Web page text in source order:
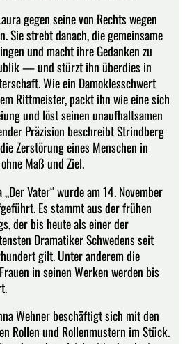
gegen seine von Rechts wegen
Sie strebt danach, die gemeinsame
und macht ihre Gedanken zu
— und stürzt ihn überdies in
Wie ein Damoklesschwert
Rittmeister, packt ihn wie eine sich
und löst seinen unaufhaltsamen
Präzision beschreibt Strindberg
Zerstörung eines Menschen in
Maß und Ziel.
Vater“ wurde am 14. November
Es stammt aus der frühen
der bis heute als einer der
Dramatiker Schwedens seit
gilt. Unter anderem die
in seinen Werken werden bis
Wehner beschäftigt sich mit den
Rollen und Rollenmustern im Stück.